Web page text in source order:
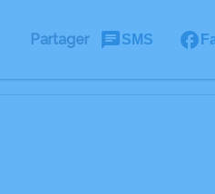
Partager SMS